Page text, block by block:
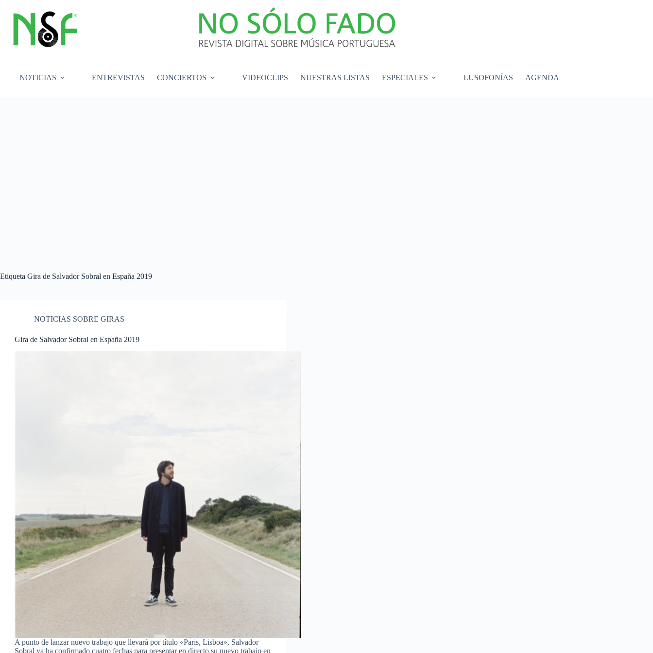
contenido
NOTICIAS ENTREVISTAS CONCIERTOS VIDEOCLIPS NUESTRAS LISTAS ESPECIALES LUSOFONÍAS AGENDA
Etiqueta Gira de Salvador Sobral en España 2019
NOTICIAS SOBRE GIRAS
Gira de Salvador Sobral en España 2019
A punto de lanzar nuevo trabajo que llevará por título «Paris, Lisboa», Salvador
Sobral ya ha confirmado cuatro fechas para presentar en directo su nuevo trabajo en